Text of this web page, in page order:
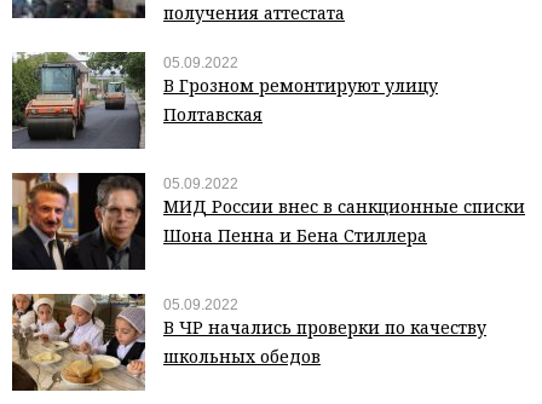
получения аттестата
05.09.2022
В Грозном ремонтируют улицу
Полтавская
05.09.2022
МИД России внес в санкционные списки
Шона Пенна и Бена Стиллера
05.09.2022
В ЧР начались проверки по качеству
школьных обедов